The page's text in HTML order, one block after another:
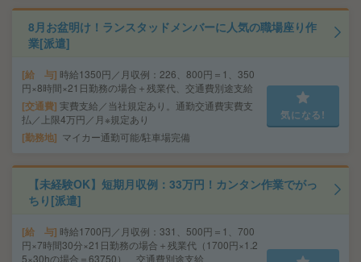
8月お盆明け！ランスタッドメンバーに人気の職場座り作
業[派遣]
給 与 時給1350円／月収例：226、800円＝1、350
円×8時間×21日勤務の場合＋残業代、交通費別途支給
交通費 実費支給／当社規定あり。通勤交通費実費支
払／上限4万円／月※規定あり
勤務地 マイカー通勤可能/駐車場完備
気になる!
【未経験OK】短期月収例：33万円！カンタン作業でがっ
ちり[派遣]
給 与 時給1700円／月収例：331、500円＝1、700
円×7時間30分×21日勤務の場合＋残業代（1700円×1.2
5×30hの場合＝63750）、交通費別途支給